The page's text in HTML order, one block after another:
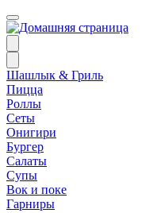
Шашлык & Гриль
Пицца
Роллы
Сеты
Онигири
Бургер
Салаты
Супы
Вок и поке
Гарниры